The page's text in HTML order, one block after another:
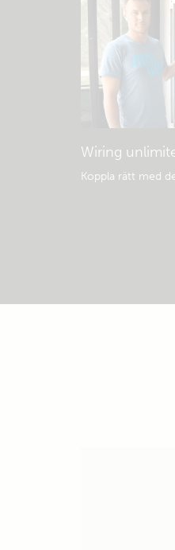
Wiring
Koppla rätt med